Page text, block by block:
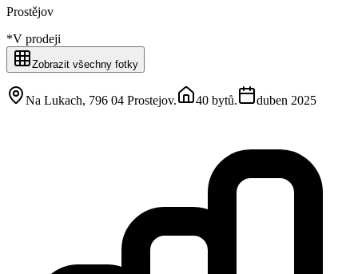
Prostějov
*V prodeji
Zobrazit všechny fotky
Na Lukach, 796 04 Prostejov. 40 bytů. duben 2025